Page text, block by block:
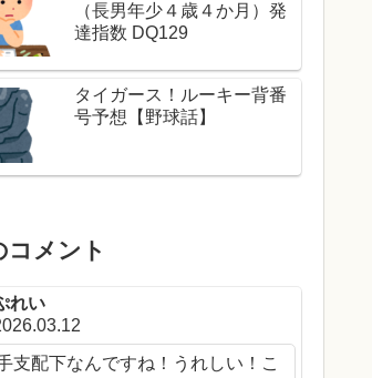
（長男年少４歳４か月）発
達指数 DQ129
タイガース！ルーキー背番
号予想【野球話】
コメント
れい
支配下なんですね！うれしい！こ